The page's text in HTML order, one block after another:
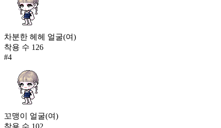
차분한 헤헤 얼굴(여)
착용 수 126
#4
꼬맹이 얼굴(여)
착용 수 102